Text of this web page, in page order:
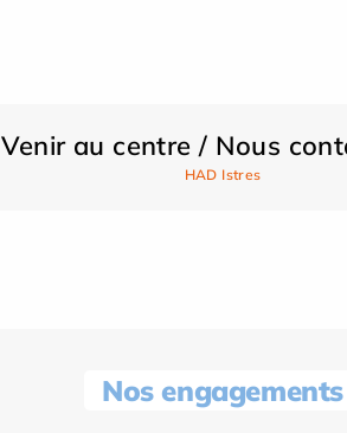
Venir au centre / Nous
HAD Istres
Nos engagements